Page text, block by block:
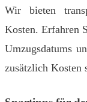
Wir bieten
Kosten. Erfahren
Umzugsdatums
zusätzlich Kosten